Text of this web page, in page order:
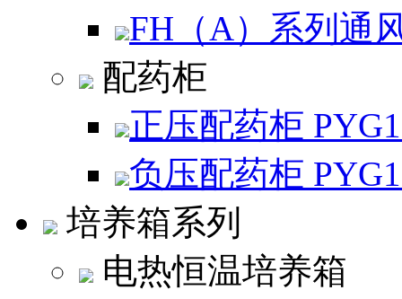
FH（A）系列通
配药柜
正压配药柜
负压配药柜
培养箱系列
电热恒温培养箱